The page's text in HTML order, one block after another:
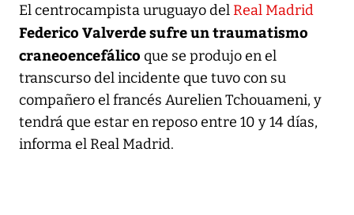
El centrocampista uruguayo delReal Madrid
Federico Valverde sufre un traumatismo
craneoencefálico que se produjo en el
transcurso del incidente que tuvo con su
compañero el francés Aurelien Tchouameni, y
tendrá que estar en reposo entre 10 y 14 días,
informa el Real Madrid.